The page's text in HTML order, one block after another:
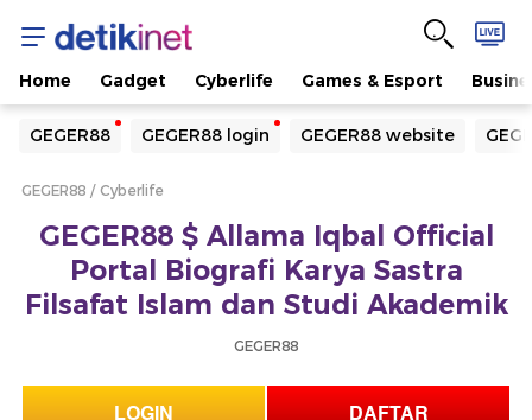
Home Gadget Cyberlife Games & Esport
GEGER88 GEGER88 login GEGER88 website
Yang sedang ramai dicari
Loading...
Loading...
GEGER88 Cyberlife
GEGER88 $ Allama Iqbal Official
Portal Biografi Karya Sastra
Filsafat Islam dan Studi Akademik
GEGER88
LOGIN DAFTAR